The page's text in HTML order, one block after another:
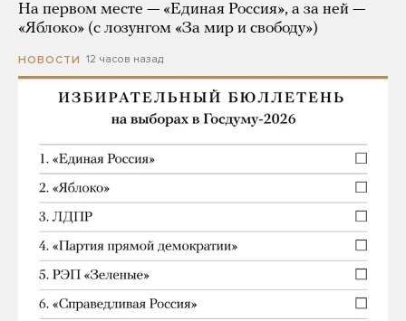
На первом месте — «Единая Россия», а за ней —
«Яблоко» (с лозунгом «За мир и свободу»)
НОВОСТИ 12 часов назад